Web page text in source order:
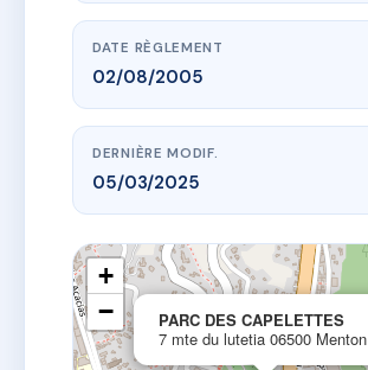
DATE RÈGLEMENT
02/08/2005
DERNIÈRE MODIF.
05/03/2025
PARC DES CAPELETTES
7 mte du lutetia 06500 Menton
+
−